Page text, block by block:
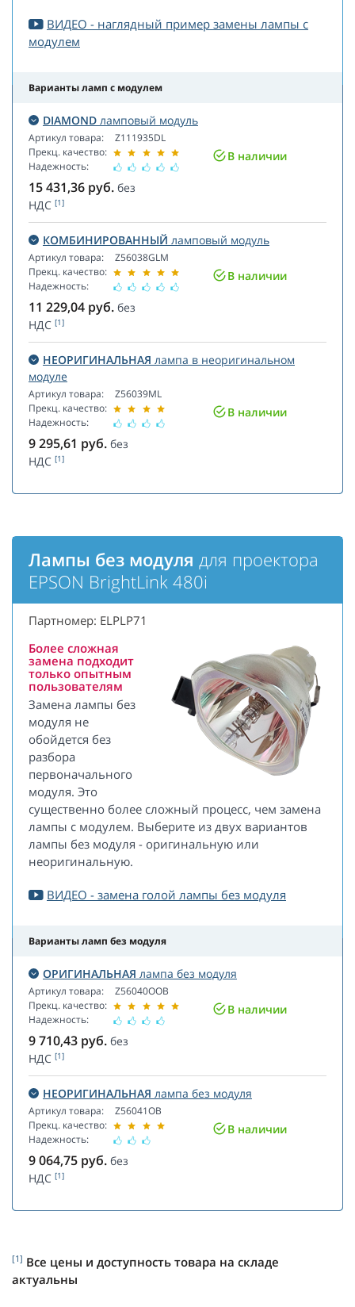
ВИДЕО - наглядный пример замены лампы с
модулем
Варианты ламп с модулем
DIAMOND ламповый модуль
Артикул товара:
Прекц. качество:
Надежность:
Z111935DL
В наличии
15 431,36 руб. без
НДС [1]
КОМБИНИРОВАННЫЙ ламповый модуль
Артикул товара:
Прекц. качество:
Надежность:
Z56038GLM
В наличии
11 229,04 руб. без
НДС [1]
НЕОРИГИНАЛЬНАЯ лампа в неоригинальном
модуле
Артикул товара:
Прекц. качество:
Надежность:
Z56039ML
В наличии
9 295,61 руб. без
НДС [1]
Лампы без модуля для проектора
EPSON BrightLink 480i
Партномер: ELPLP71
Более сложная
замена подходит
только опытным
пользователям
Замена лампы без
модуля не
обойдется без
разбора
первоначального
модуля. Это
существенно более сложный процесс, чем замена
лампы с модулем. Выберите из двух вариантов
лампы без модуля - оригинальную или
неоригинальную.
ВИДЕО - замена голой лампы без модуля
Варианты ламп без модуля
ОРИГИНАЛЬНАЯ лампа без модуля
Артикул товара:
Прекц. качество:
Надежность:
Z56040OOB
В наличии
9 710,43 руб. без
НДС [1]
НЕОРИГИНАЛЬНАЯ лампа без модуля
Артикул товара:
Прекц. качество:
Надежность:
Z56041OB
В наличии
9 064,75 руб. без
НДС [1]
[1] Все цены и доступность товара на складе
актуальны